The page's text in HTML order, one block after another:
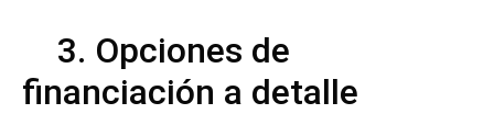
3. Opciones de
financiación a detalle